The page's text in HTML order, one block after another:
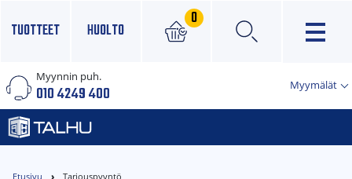
TUOTTEET HUOLTO
0
×
Myynnin puh.
010 4249 400 Myymälät
Etusivu Tarjouspyyntö